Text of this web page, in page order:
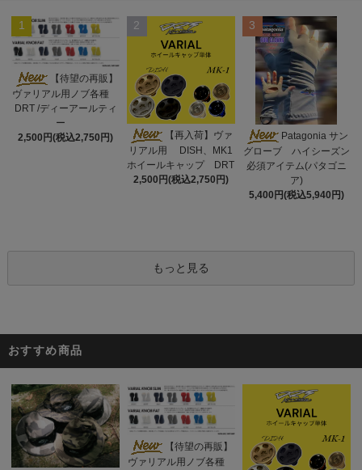
1
【待望の再販】
ヴァリアル用ノブ各種
DRT /ディーアールティ
ー
2,500円(税込2,750円)
2
【再入荷】ヴァ
リアル用 DISH、MK1
ホイールキャップ DRT
2,500円(税込2,750円)
3
Patagonia サン
グローブ ハイシーズン
必須アイテム(パタゴニ
ア)
5,400円(税込5,940円)
もっと見る
おすすめ商品
【待望の再販】
ヴァリアル用ノブ各種